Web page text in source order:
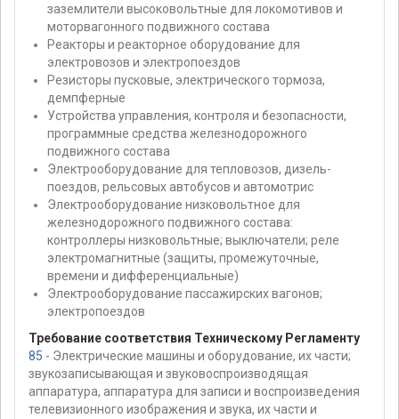
заземлители высоковольтные для локомотивов и
моторвагонного подвижного состава
Реакторы и реакторное оборудование для
электровозов и электропоездов
Резисторы пусковые, электрического тормоза,
демпферные
Устройства управления, контроля и безопасности,
программные средства железнодорожного
подвижного состава
Электрооборудование для тепловозов, дизель-
поездов, рельсовых автобусов и автомотрис
Электрооборудование низковольтное для
железнодорожного подвижного состава:
контроллеры низковольтные; выключатели; реле
электромагнитные (защиты, промежуточные,
времени и дифференциальные)
Электрооборудование пассажирских вагонов;
электропоездов
Требование соответствия Техническому Регламенту
85 - Электрические машины и оборудование, их части;
звукозаписывающая и звуковоспроизводящая
аппаратура, аппаратура для записи и воспроизведения
телевизионного изображения и звука, их части и